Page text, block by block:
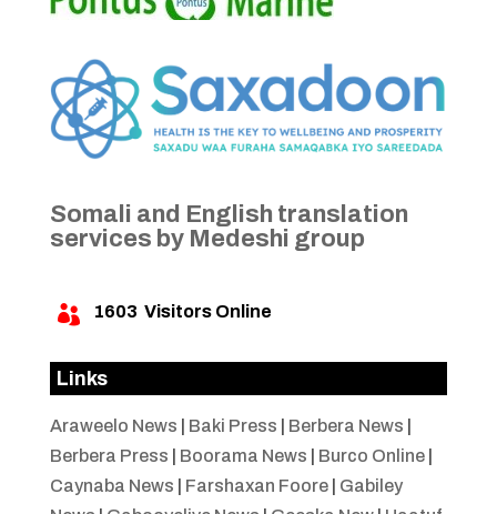
Somali and English translation
services by Medeshi group
 1603 Visitors Online
Links
Araweelo News Baki Press Berbera News
Berbera Press
Boorama News Burco Online|
Caynaba News
Farshaxan Foore| Gabiley